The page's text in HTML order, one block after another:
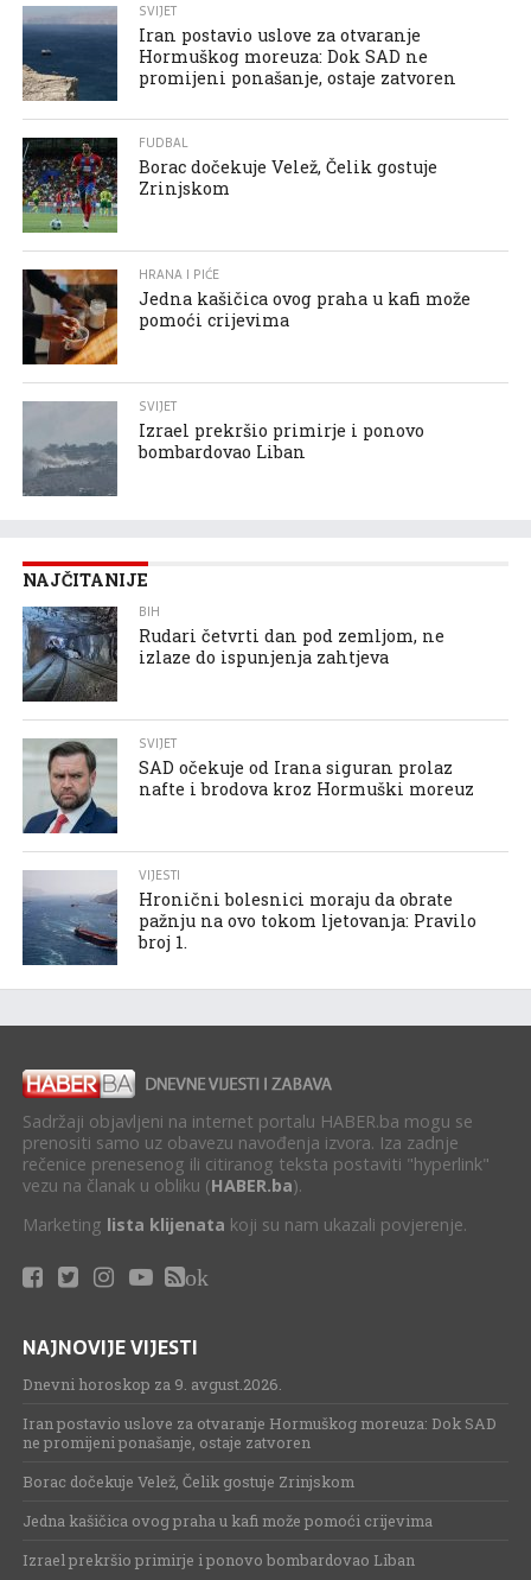
SVIJET
Iran postavio uslove za otvaranje
Hormuškog moreuza: Dok SAD ne
promijeni ponašanje, ostaje zatvoren
FUDBAL
Borac dočekuje Velež, Čelik gostuje
Zrinjskom
HRANA I PIĆE
Jedna kašičica ovog praha u kafi može
pomoći crijevima
SVIJET
Izrael prekršio primirje i ponovo
bombardovao Liban
NAJČITANIJE
BIH
Rudari četvrti dan pod zemljom, ne
izlaze do ispunjenja zahtjeva
SVIJET
SAD očekuje od Irana siguran prolaz
nafte i brodova kroz Hormuški moreuz
VIJESTI
Hronični bolesnici moraju da obrate
pažnju na ovo tokom ljetovanja: Pravilo
broj 1.
Sadržaji objavljeni na internet portalu HABER.ba mogu se
prenositi samo uz obavezu navođenja izvora. Iza zadnje
rečenice prenesenog ili citiranog teksta postaviti "hyperlink"
vezu na članak u obliku (HABER.ba).
Marketing lista klijenata koji su nam ukazali povjerenje.
ok
NAJNOVIJE VIJESTI
Dnevni horoskop za 9. avgust.2026.
Iran postavio uslove za otvaranje Hormuškog moreuza: Dok SAD
ne promijeni ponašanje, ostaje zatvoren
Borac dočekuje Velež, Čelik gostuje Zrinjskom
Jedna kašičica ovog praha u kafi može pomoći crijevima
Izrael prekršio primirje i ponovo bombardovao Liban